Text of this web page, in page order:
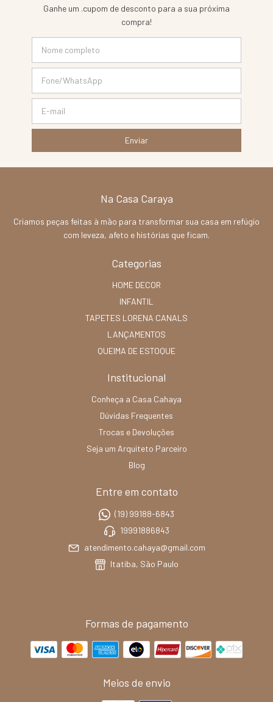
Ganhe um .cupom de desconto para a sua próxima
compra!
Na Casa Caraya
Criamos peças feitas à mão para transformar sua casa em refúgio
com leveza, afeto e histórias que ficam.
Categorias
HOME DECOR
INFANTIL
TAPETES LORENA CANALS
LANÇAMENTOS
QUEIMA DE ESTOQUE
Institucional
Conheça a Casa Cahaya
Dúvidas Frequentes
Trocas e Devoluções
Seja um Arquiteto Parceiro
Blog
Entre em contato
(19) 99188-6843
19991886843
atendimento.cahaya@gmail.com
Itatiba, São Paulo
Formas de pagamento
Meios de envio